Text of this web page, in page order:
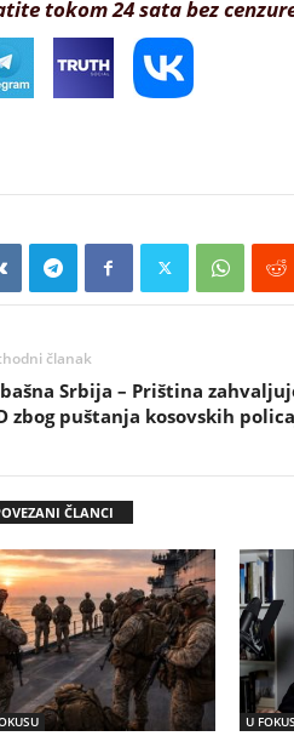
tokom 24 sata bez
članak
Srbija – Priština
zbog puštanja kosovskih
ČLANCI
U